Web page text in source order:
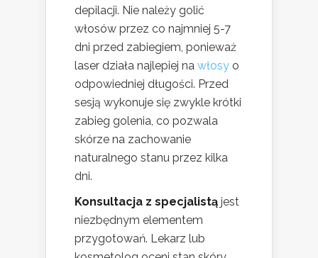
depilacji. Nie należy golić
włosów przez co najmniej 5-7
dni przed zabiegiem, ponieważ
laser działa najlepiej na włosy o
odpowiedniej długości. Przed
sesją wykonuje się zwykle krótki
zabieg golenia, co pozwala
skórze na zachowanie
naturalnego stanu przez kilka
dni.
Konsultacja z specjalistą jest
niezbędnym elementem
przygotowań. Lekarz lub